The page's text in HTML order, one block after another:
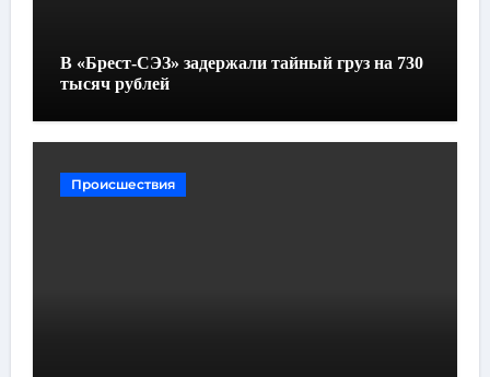
В «Брест-СЭЗ» задержали тайный груз на 730
тысяч рублей
Происшествия